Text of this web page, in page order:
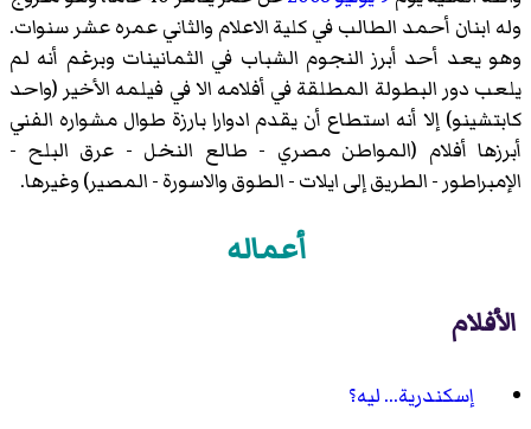
وله ابنان أحمد الطالب في كلية الاعلام والثاني عمره عشر سنوات.
وهو يعد أحد أبرز النجوم الشباب في الثمانينات وبرغم أنه لم
يلعب دور البطولة المطلقة في أفلامه الا في فيلمه الأخير (واحد
كابتشينو) إلا أنه استطاع أن يقدم ادوارا بارزة طوال مشواره الفني
أبرزها أفلام (المواطن مصري - طالع النخل - عرق البلح -
الإمبراطور - الطريق إلى ايلات - الطوق والاسورة - المصير) وغيرها.
أعماله
الأفلام
إسكندرية... ليه؟